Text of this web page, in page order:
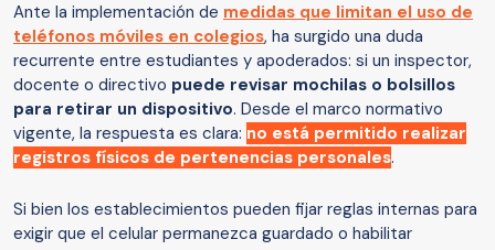
Ante la implementación de medidas que limitan el uso de
teléfonos móviles en colegios, ha surgido una duda
recurrente entre estudiantes y apoderados: si un inspector,
docente o directivo puede revisar mochilas o bolsillos
para retirar un dispositivo. Desde el marco normativo
vigente, la respuesta es clara: no está permitido realizar
registros físicos de pertenencias personales.
Si bien los establecimientos pueden fijar reglas internas para
exigir que el celular permanezca guardado o habilitar